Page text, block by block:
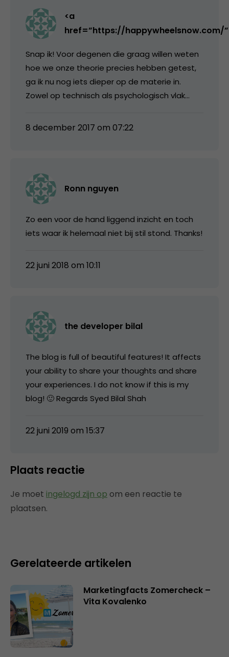
<a
href=”https://happywheelsnow.com/
Snap ik! Voor degenen die graag willen weten
hoe we onze theorie precies hebben getest,
ga ik nu nog iets dieper op de materie in.
Zowel op technisch als psychologisch vlak…
8 december 2017 om 07:22
Ronn nguyen
Zo een voor de hand liggend inzicht en toch
iets waar ik helemaal niet bij stil stond. Thanks!
22 juni 2018 om 10:11
the developer bilal
The blog is full of beautiful features! It affects
your ability to share your thoughts and share
your experiences. I do not know if this is my
blog! 🙂 Regards Syed Bilal Shah
22 juni 2019 om 15:37
Plaats reactie
Je moet ingelogd zijn op om een reactie te
plaatsen.
Gerelateerde artikelen
Marketingfacts Zomercheck –
Vita Kovalenko